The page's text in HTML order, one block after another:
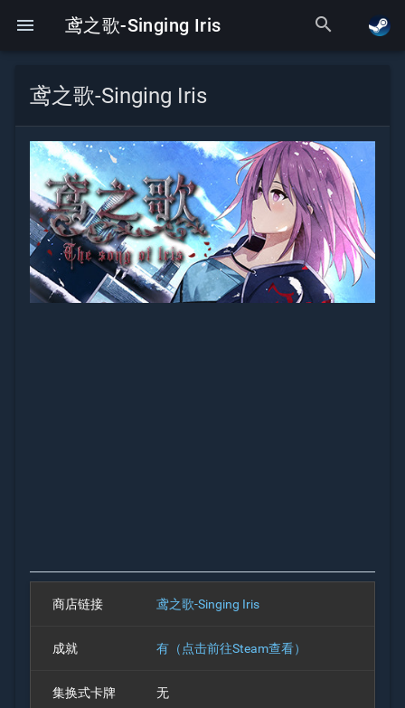
menu 鸢之歌-Singing Iris search
鸢之歌-Singing Iris
商店链接 鸢之歌-Singing Iris
成就 有（点击前往Steam查看）
集换式卡牌 无